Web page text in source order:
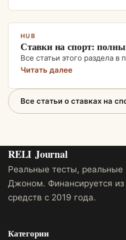
HUB
Ставки на спорт:
Все статьи этого раздела в
Читать далее
Все статьи о ставках на
RELI Journal
Реальные тесты,
Джоном. Финансируется из
средств с 2019 года.
Категории